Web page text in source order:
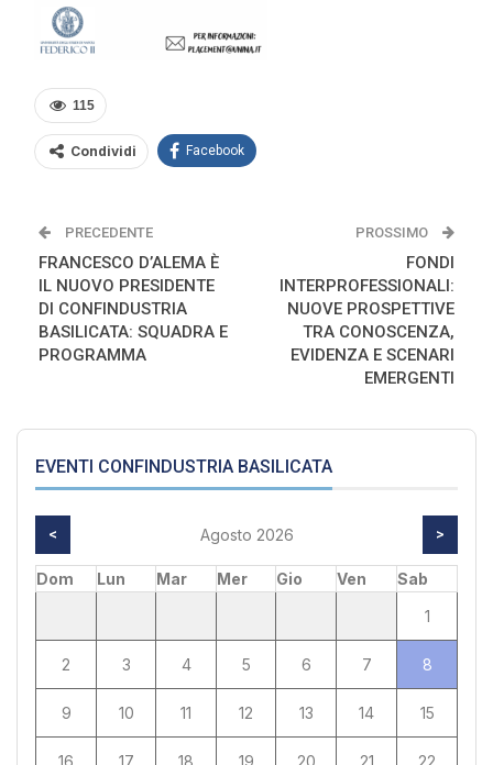
115
Condividi Facebook
PRECEDENTE
FRANCESCO D’ALEMA È
IL NUOVO PRESIDENTE
DI CONFINDUSTRIA
BASILICATA: SQUADRA E
PROGRAMMA
PROSSIMO
FONDI
INTERPROFESSIONALI:
NUOVE PROSPETTIVE
TRA CONOSCENZA,
EVIDENZA E SCENARI
EMERGENTI
EVENTI CONFINDUSTRIA BASILICATA
< Agosto 2026 >
Dom Lun Mar Mer Gio Ven
Sab
1
2 3 4 5 6 7 8
9 10 11 12 13 14 15
16 17 18 19 20 21 22